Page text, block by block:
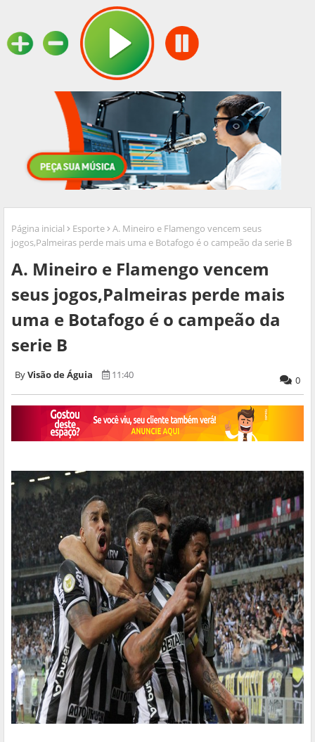
Página inicial Esporte
A. Mineiro e Flamengo vencem seus
jogos,Palmeiras perde mais uma e Botafogo é o campeão da serie B
A. Mineiro e Flamengo vencem
seus jogos,Palmeiras perde mais
uma e Botafogo é o campeão da
serie B
Visão de Águia 11:40 0